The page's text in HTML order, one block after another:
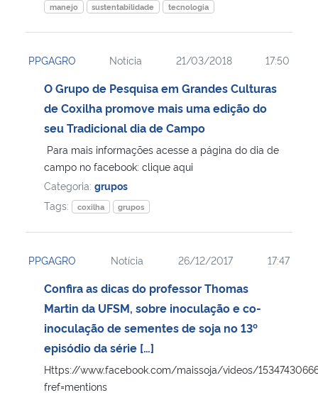
Ministério do Turismo
Controladoria-Geral da União
Ministério da Mulher, da Família e dos Direitos Humanos
Secretaria-Geral
Secretaria de Governo
Banco Central do Brasil
manejo
sustentabilidade tecnologia
PPGAGRO Notícia 21/03/2018 17:50
O Grupo de Pesquisa em Grandes Culturas
de Coxilha promove mais uma edição do
seu Tradicional dia de Campo
Para mais informações acesse a página do dia de
campo no facebook: clique aqui
Categoria: grupos
Tags:
coxilha grupos
PPGAGRO Notícia 26/12/2017 17:47
Confira as dicas do professor Thomas
Martin da UFSM, sobre inoculação e co-
inoculação de sementes de soja no 13º
episódio da série […]
Https://www.facebook.com/maissoja/videos/
fref=mentions